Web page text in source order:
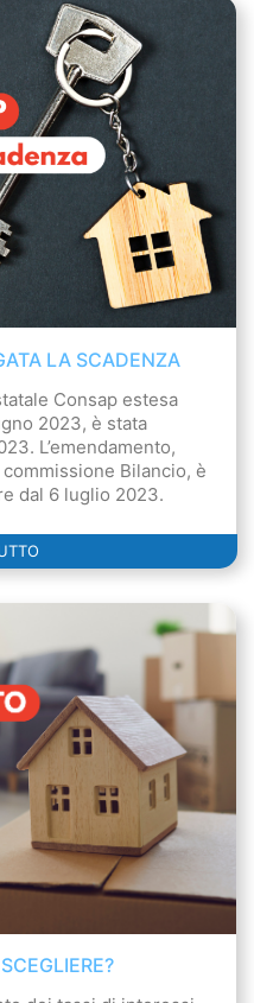
LA SCADENZA
Consap estesa
2023, è stata
L’emendamento,
Bilancio, è
dal 6 luglio 2023.